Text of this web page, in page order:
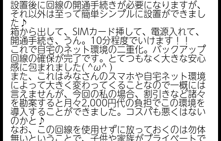
設置後に回線の開通手続きが必要になりますが、
それ以外は至って簡単シンプルに設置ができまし
た♪
箱から出して、SIMカード挿して、電源入れて、
開通手続き、うん。10分程度でいけます！！
これで自宅のネット環境の二重化。バックアップ
回線の確保が完了です。とてつもなく大きな安心
感に包まれました( ^ω^ )
また、これはみなさんのスマホや自宅ネット環境
によって大きく変わってくることなので一概には
言えませんが、今回の私の場合、割引きなど諸々
を勘案すると月々2,000円代の負担でこの環境を
導入することができました。コスパも悪くはない
のかと♪
なお、この回線を使用せずに放っておくのは勿体
無いということで、子供や家族がプライベートで